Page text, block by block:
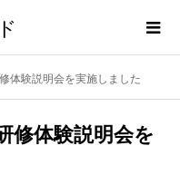
体験説明会を実施しました
修体験説明会を